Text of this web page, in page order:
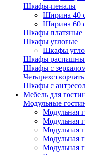
Шкафы-пеналы
Ширина 40
Ширина 60
Шкафы платяные
Шкафы угловые
Шкафы
Шкафы
Шкафы с
Шкафы с
Мебель для
Модульные
Модульная
Модульная
Модульная
Модульная
Модульная